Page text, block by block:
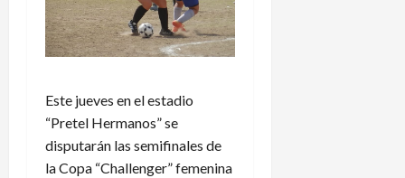
Este jueves en el estadio
“Pretel Hermanos” se
disputarán las semifinales de
la Copa “Challenger” femenina